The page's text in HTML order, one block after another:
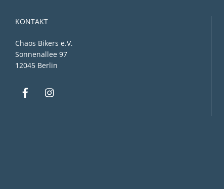
KONTAKT
Chaos Bikers e.V.
Sonnenallee 97
12045 Berlin